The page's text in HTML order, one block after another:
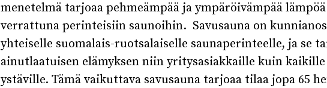
menetelmä tarjoaa pehmeämpää ja ympäröivämpää lämpöä
verrattuna perinteisiin saunoihin. Savusauna on
yhteiselle suomalais-ruotsalaiselle saunaperinteelle, ja se
ainutlaatuisen elämyksen niin yritysasiakkaille kuin kaikille
ystäville. Tämä vaikuttava savusauna tarjoaa tilaa jopa 65